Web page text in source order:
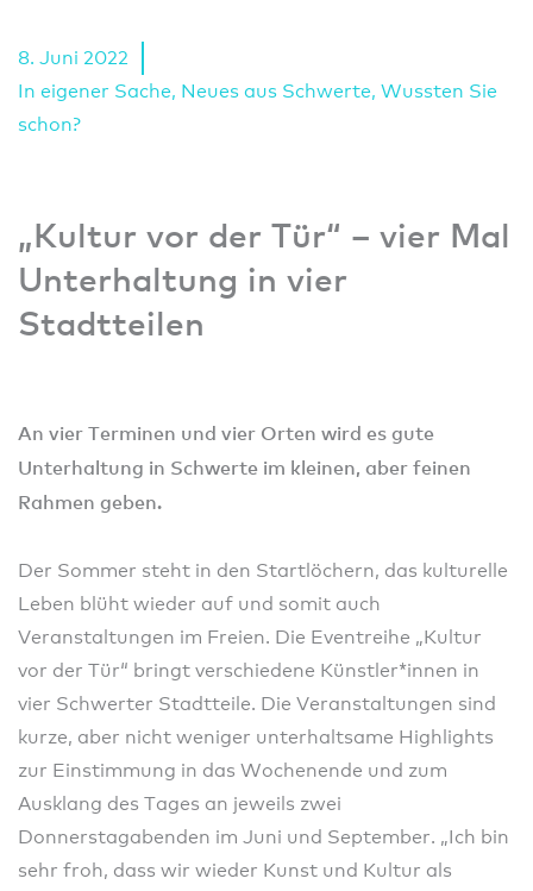
8. Juni 2022
In eigener Sache, Neues aus Schwerte, Wussten Sie
schon?
„Kultur vor der Tür“ – vier Mal
Unterhaltung in vier
Stadtteilen
An vier Terminen und vier Orten wird es gute
Unterhaltung in Schwerte im kleinen, aber feinen
Rahmen geben.
Der Sommer steht in den Startlöchern, das kulturelle
Leben blüht wieder auf und somit auch
Veranstaltungen im Freien. Die Eventreihe „Kultur
vor der Tür“ bringt verschiedene Künstler*innen in
vier Schwerter Stadtteile. Die Veranstaltungen sind
kurze, aber nicht weniger unterhaltsame Highlights
zur Einstimmung in das Wochenende und zum
Ausklang des Tages an jeweils zwei
Donnerstagabenden im Juni und September. „Ich bin
sehr froh, dass wir wieder Kunst und Kultur als